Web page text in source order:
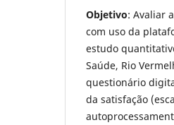
Objetivo: Avaliar
com uso da
estudo
Saúde, Rio
questionário
da satisfação